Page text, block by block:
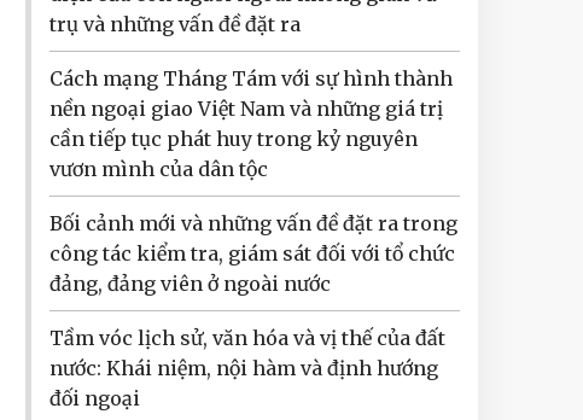
trụ và những vấn đề đặt ra
Cách mạng Tháng Tám với sự hình thành
nền ngoại giao Việt Nam và những giá trị
cần tiếp tục phát huy trong kỷ nguyên
vươn mình của dân tộc
Bối cảnh mới và những vấn đề đặt ra trong
công tác kiểm tra, giám sát đối với tổ chức
đảng, đảng viên ở ngoài nước
Tầm vóc lịch sử, văn hóa và vị thế của đất
nước: Khái niệm, nội hàm và định hướng
đối ngoại